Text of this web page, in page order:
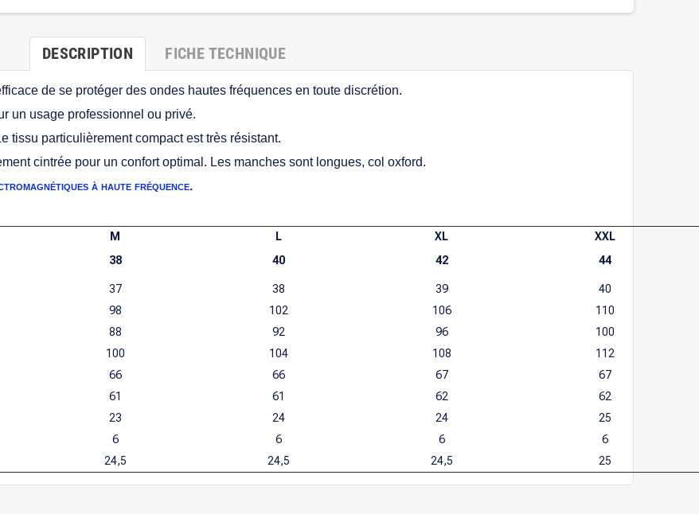
DESCRIPTION FICHE TECHNIQUE
de se protéger des ondes hautes fréquences en toute discrétion.
un usage professionnel ou privé.
tissu particulièrement compact est très résistant.
cintrée pour un confort optimal. Les manches sont longues, col oxford.
à haute fréquence.
M
38
L
40
XL
42
XXL
44
37 38 39
40
98 102 106
110
88 92 96
100
100 104 108
112
66 66 67
67
61 61 62
62
23 24 24
25
6 6 6
6
24,5 24,5 24,5 25